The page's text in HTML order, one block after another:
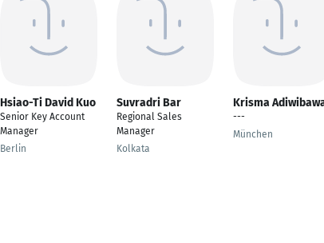
Hsiao-Ti David Kuo
Senior Key Account
Manager
Berlin
Suvradri Bar
Regional Sales
Manager
Kolkata
Krisma
---
München